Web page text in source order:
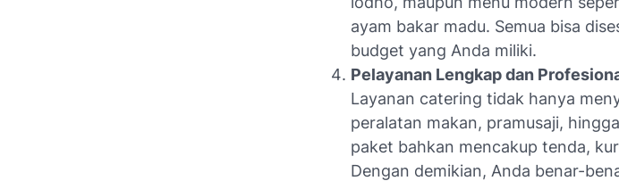
ayam bakar madu. Semua bisa
budget yang Anda miliki.
Pelayanan Lengkap dan
Layanan catering tidak hanya
peralatan makan, pramusaji,
paket bahkan mencakup tenda,
Dengan demikian, Anda benar-